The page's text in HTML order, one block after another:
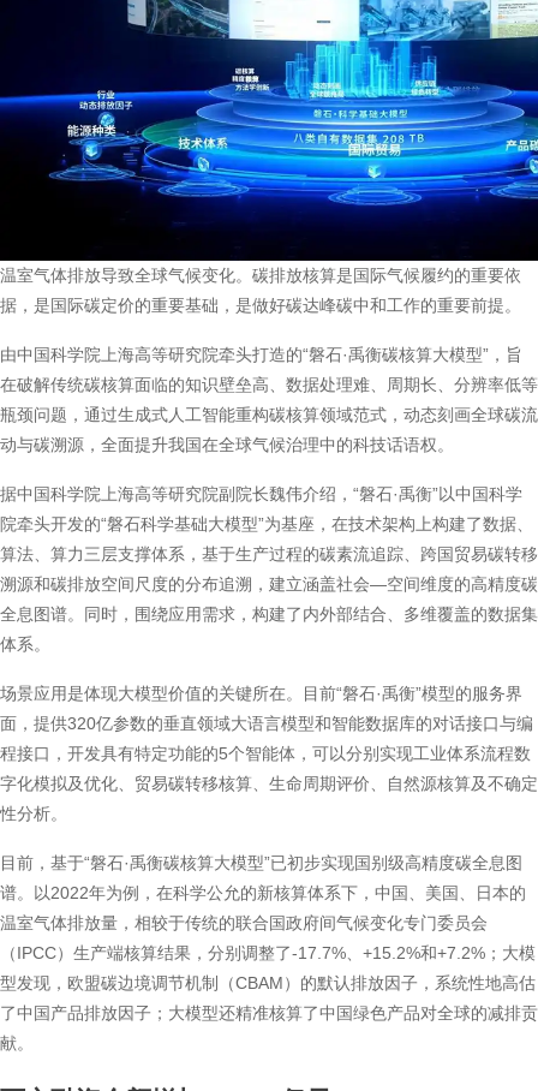
温室气体排放导致全球气候变化。碳排放核算是国际气候履约的重要依
据，是国际碳定价的重要基础，是做好碳达峰碳中和工作的重要前提。
由中国科学院上海高等研究院牵头打造的“磐石·禹衡碳核算大模型”，旨
在破解传统碳核算面临的知识壁垒高、数据处理难、周期长、分辨率低等
瓶颈问题，通过生成式人工智能重构碳核算领域范式，动态刻画全球碳流
动与碳溯源，全面提升我国在全球气候治理中的科技话语权。
据中国科学院上海高等研究院副院长魏伟介绍，“磐石·禹衡”以中国科学
院牵头开发的“磐石科学基础大模型”为基座，在技术架构上构建了数据、
算法、算力三层支撑体系，基于生产过程的碳素流追踪、跨国贸易碳转移
溯源和碳排放空间尺度的分布追溯，建立涵盖社会—空间维度的高精度碳
全息图谱。同时，围绕应用需求，构建了内外部结合、多维覆盖的数据集
体系。
场景应用是体现大模型价值的关键所在。目前“磐石·禹衡”模型的服务界
面，提供320亿参数的垂直领域大语言模型和智能数据库的对话接口与编
程接口，开发具有特定功能的5个智能体，可以分别实现工业体系流程数
字化模拟及优化、贸易碳转移核算、生命周期评价、自然源核算及不确定
性分析。
目前，基于“磐石·禹衡碳核算大模型”已初步实现国别级高精度碳全息图
谱。以2022年为例，在科学公允的新核算体系下，中国、美国、日本的
温室气体排放量，相较于传统的联合国政府间气候变化专门委员会
（IPCC）生产端核算结果，分别调整了-17.7%、+15.2%和+7.2%；大模
型发现，欧盟碳边境调节机制（CBAM）的默认排放因子，系统性地高估
了中国产品排放因子；大模型还精准核算了中国绿色产品对全球的减排贡
献。